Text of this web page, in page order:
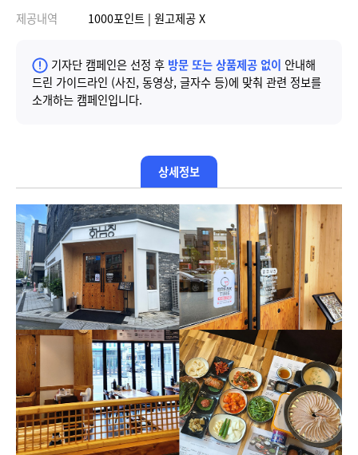
제공내역 1000포인트 | 원고제공 X
기자단 캠페인은 선정 후 방문 또는 상품제공 없이 안내해
드린 가이드라인 (사진, 동영상, 글자수 등)에 맞춰 관련 정보를
소개하는 캠페인입니다.
상세정보